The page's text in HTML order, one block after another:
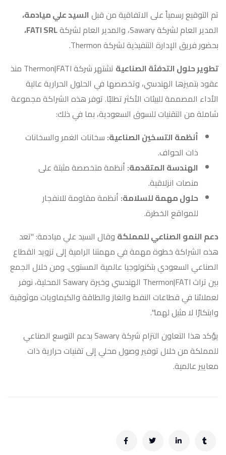
تم التوقيع رسمياً على الاتفاقية من قبل السيد علي ميادمة،
المدير العام لشركة Sawary، والمدير العام لشركة
FATI SRL،
بحضور فريق الإدارة التنفيذية لشركة Thermon.
تطوير حلول التدفئة الصناعية
تشتهر شركة Thermon|FATI منذ
عقود بتميزها الهندسي، وتخصصها في الحلول الحرارية عالية
الأداء المصممة للبيئات الأكثر تطلبًا. توفر هذه الشراكة مجموعة
شاملة من التقنيات للسوق السعودية، بما في ذلك:
أنظمة التسخين الصناعية: سخانات الغمر والسخانات
ذات الحواف.
الهندسة المتقدمة: أنظمة متخصصة مثبتة على
منصات انزلاقية.
حلول مهمة للسلامة: أنظمة مقاومة للانفجار
للمواقع الخطرة.
دعم النمو الصناعي للمملكة وقال السيد علي ميادمة: "تعد
هذه الشراكة خطوة مهمة في مهمتنا الرامية إلى تزويد القطاع
الصناعي السعودي بتكنولوجيا عالمية المستوى. ومن خلال الجمع
بين تراث Thermon|FATI الهندسي وخبرة Sawary المحلية، نوفر
لعملائنا في قطاعات النفط والغاز والطاقة والكيماويات موثوقية
وابتكارًا لا مثيل لهما".
يؤكد هذا التعاون التزام شركة Sawary بدعم التوسع الصناعي
للمملكة من خلال توفير وصول محلي إلى تقنيات حرارية ذات
معايير عالمية.